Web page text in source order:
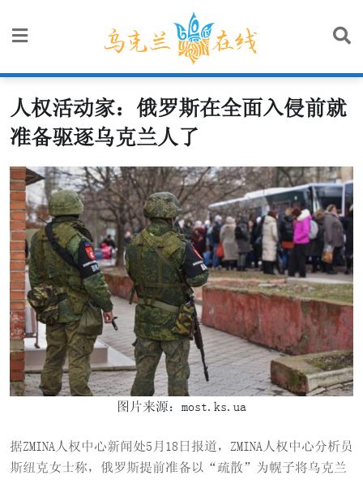
人权活动家：俄罗斯在全面入侵前就
准备驱逐乌克兰人了
图片来源：most.ks.ua
据ZMINA人权中心新闻处5月18日报道，ZMINA人权中心分析员
斯纽克女士称，俄罗斯提前准备以“疏散”为幌子将乌克兰